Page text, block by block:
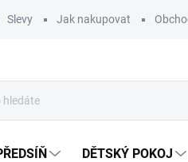
Slevy Jak nakupovat
DĚTSKÝ POKOJ